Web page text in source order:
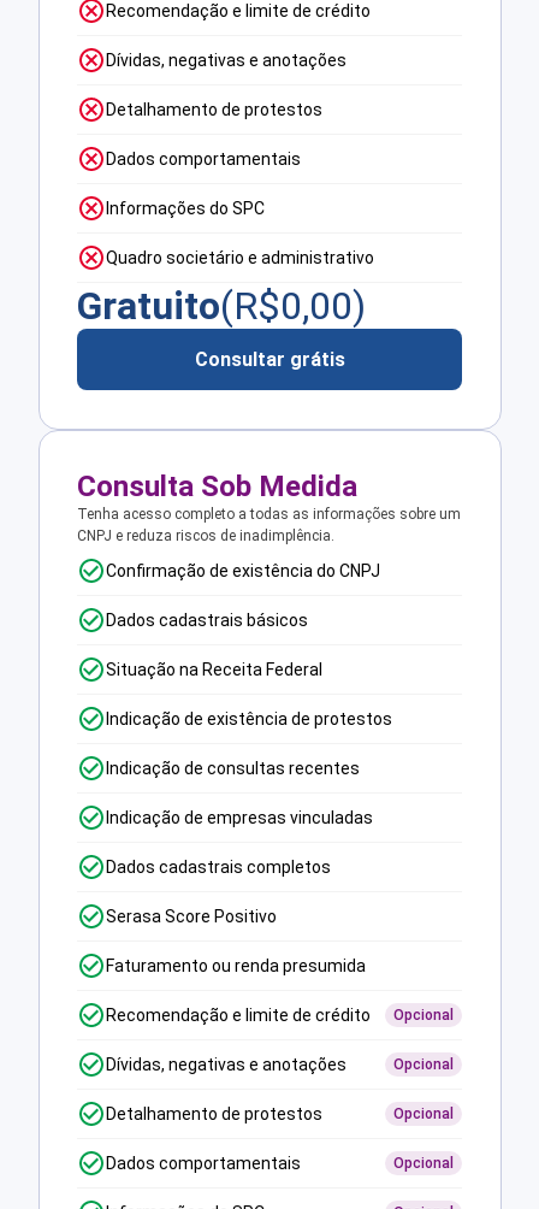
Recomendação e limite de crédito
Dívidas, negativas e anotações
Detalhamento de protestos
Dados comportamentais
Informações do SPC
Quadro societário e administrativo
Gratuito(R$0,00)
Consultar grátis
Consulta Sob Medida
Tenha acesso completo a todas as informações sobre um
CNPJ e reduza riscos de inadimplência.
Confirmação de existência do CNPJ
Dados cadastrais básicos
Situação na Receita Federal
Indicação de existência de protestos
Indicação de consultas recentes
Indicação de empresas vinculadas
Dados cadastrais completos
Serasa Score Positivo
Faturamento ou renda presumida
Recomendação e limite de crédito Opcional
Dívidas, negativas e anotações Opcional
Detalhamento de protestos Opcional
Dados comportamentais Opcional